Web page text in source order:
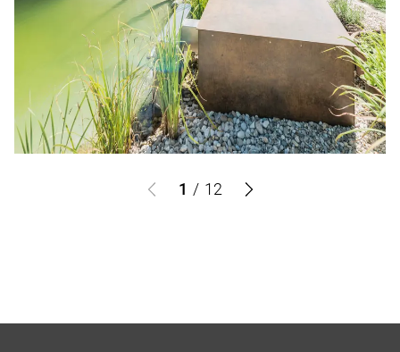
1 / 12